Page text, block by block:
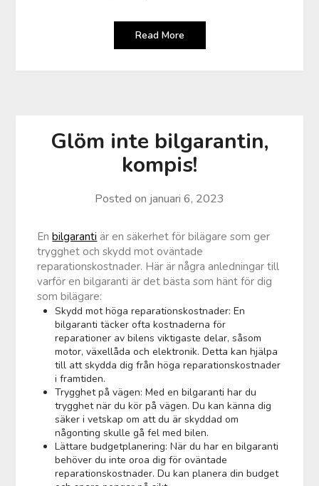
Read More
Glöm inte bilgarantin,
kompis!
Posted on januari 6, 2023
Enbilgaranti är en säkerhet för bilägare som ger
trygghet och skydd mot oväntade
reparationskostnader. Här är några anledningar till
varför en bilgaranti är det bästa som hänt för dig
som bilägare:
Skydd mot höga reparationskostnader: En
bilgaranti täcker ofta kostnaderna för
reparationer av bilens viktigaste delar, såsom
motor, växellåda och elektronik. Detta kan hjälpa
till att skydda dig från höga reparationskostnader
i framtiden.
Trygghet på vägen: Med en bilgaranti har du
trygghet när du kör på vägen. Du kan känna dig
säker i vetskap om att du är skyddad om
någonting skulle gå fel med bilen.
Lättare budgetplanering: När du har en bilgaranti
behöver du inte oroa dig för oväntade
reparationskostnader. Du kan planera din budget